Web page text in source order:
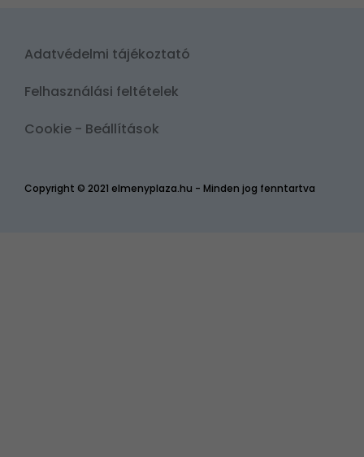
Copyright © 2021 elmenyplaza.hu - Minden jog fenntartva
Adatvédelmi tájékoztató
Felhasználási feltételek
Cookie - Beállítások